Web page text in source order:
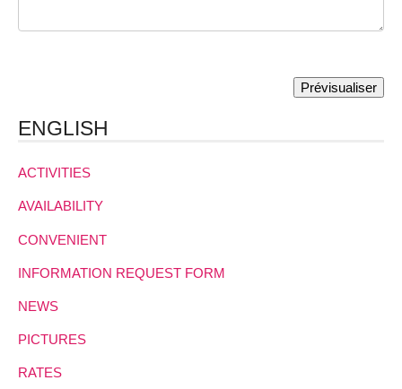
ENGLISH
ACTIVITIES
AVAILABILITY
CONVENIENT
INFORMATION REQUEST FORM
NEWS
PICTURES
RATES